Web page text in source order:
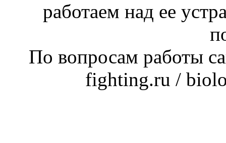
работаем над ее
По вопросам работы
fighting.ru /